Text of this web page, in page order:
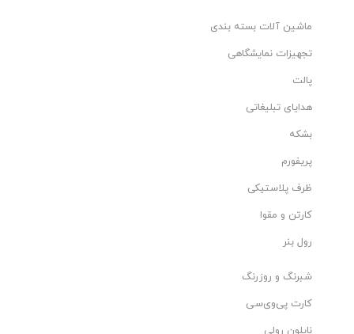
ماشین آلات بسته بندی
تجهیزات نمایشگاهی
پالت
هدایای تبلیغاتی
بشکه
پریفورم
ظرف پلاستیکی
کارتن و مقوا
رول بنر
شبرنگ و روزرنگ
کارت پی‌وی‌سی
نایلون رولی